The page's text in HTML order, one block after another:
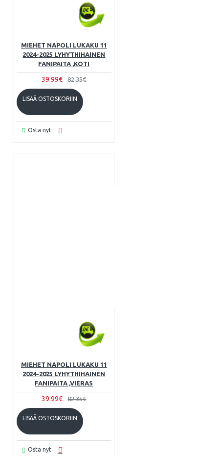
MIEHET NAPOLI LUKAKU 11
2024-2025 LYHYTHIHAINEN
FANIPAITA ,KOTI
39.99€ 82.35€
LISÄÄ OSTOSKORIIN
Osta nyt
MIEHET NAPOLI LUKAKU 11
2024-2025 LYHYTHIHAINEN
FANIPAITA ,VIERAS
39.99€ 82.35€
LISÄÄ OSTOSKORIIN
Osta nyt